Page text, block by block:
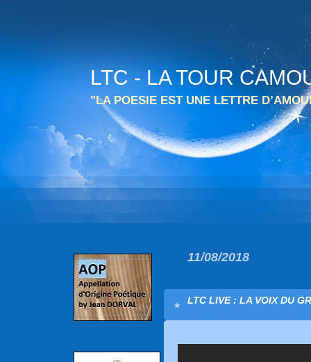
LTC - LA TOUR
"LA POESIE EST UNE LETTRE
11/08/2018
LTC LIVE : LA VOIX DU